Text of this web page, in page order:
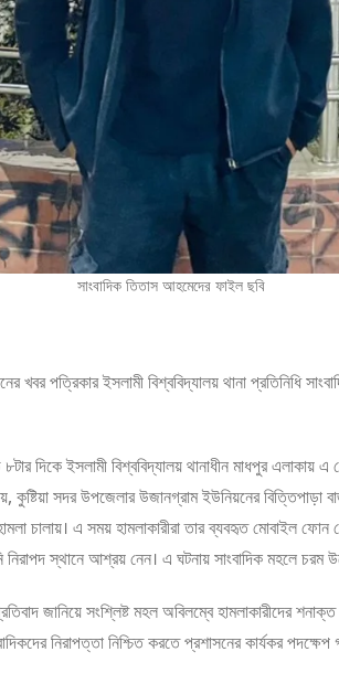
সাংবাদিক তিতাস আহমেদের ফাইল ছবি
খবর পত্রিকার ইসলামী বিশ্ববিদ্যালয় থানা প্রতিনিধি
দিকে ইসলামী বিশ্ববিদ্যালয় থানাধীন মাধপুর এলাকায়
সদর উপজেলার উজানগ্রাম ইউনিয়নের বিত্তিপাড়া
চালায়। এ সময় হামলাকারীরা তার ব্যবহৃত মোবাইল ফোন
নিরাপদ স্থানে আশ্রয় নেন। এ ঘটনায় সাংবাদিক মহলে চরম
জানিয়ে সংশ্লিষ্ট মহল অবিলম্বে হামলাকারীদের
নিরাপত্তা নিশ্চিত করতে প্রশাসনের কার্যকর